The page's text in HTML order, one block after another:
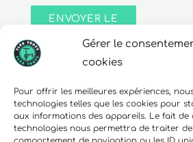
Gérer le
cookies
Pour offrir les meilleures expériences,
technologies telles que les cookies pour
aux informations des appareils. Le fait de
technologies nous permettra de traiter
ENVOYER LE
30